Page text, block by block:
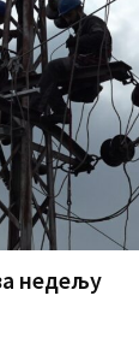
недељу